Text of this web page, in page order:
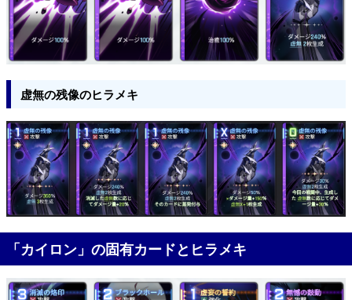
虚無の残像のヒラメキ
「カイロン」の固有カードとヒラメキ